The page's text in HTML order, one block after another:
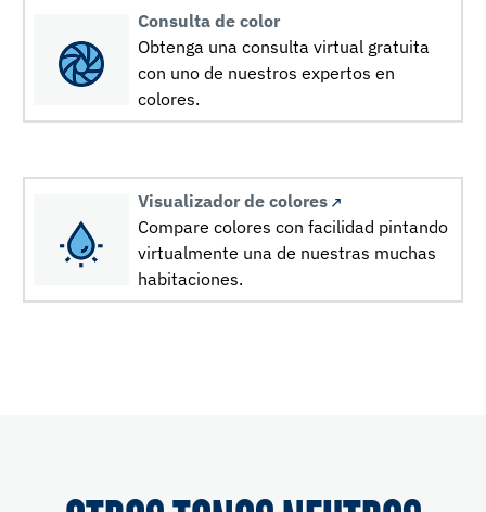
Consulta de color
Obtenga una consulta virtual gratuita
con uno de nuestros expertos en
colores.
Visualizador de colores
Compare colores con facilidad pintando
virtualmente una de nuestras muchas
habitaciones.